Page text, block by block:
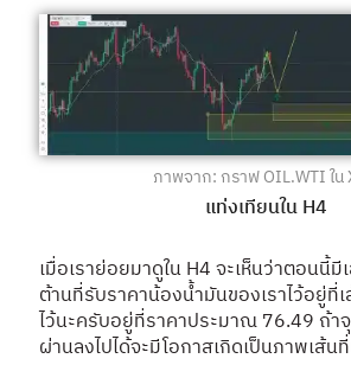
ภาพจาก: กราฟ OIL.WTI ใน
แท่งเทียนใน H4
เมื่อเราย่อยมาดูใน H4 จะเห็นว่าตอนนี้
ต้านที่รับราคาน้องน้ำมันของเราไว้อยู่ที่
ไว้นะครับอยู่ที่ราคาประมาณ 76.49 ถ้า
ผ่านลงไปได้จะมีโอกาสเกิดเป็นภาพเส้น